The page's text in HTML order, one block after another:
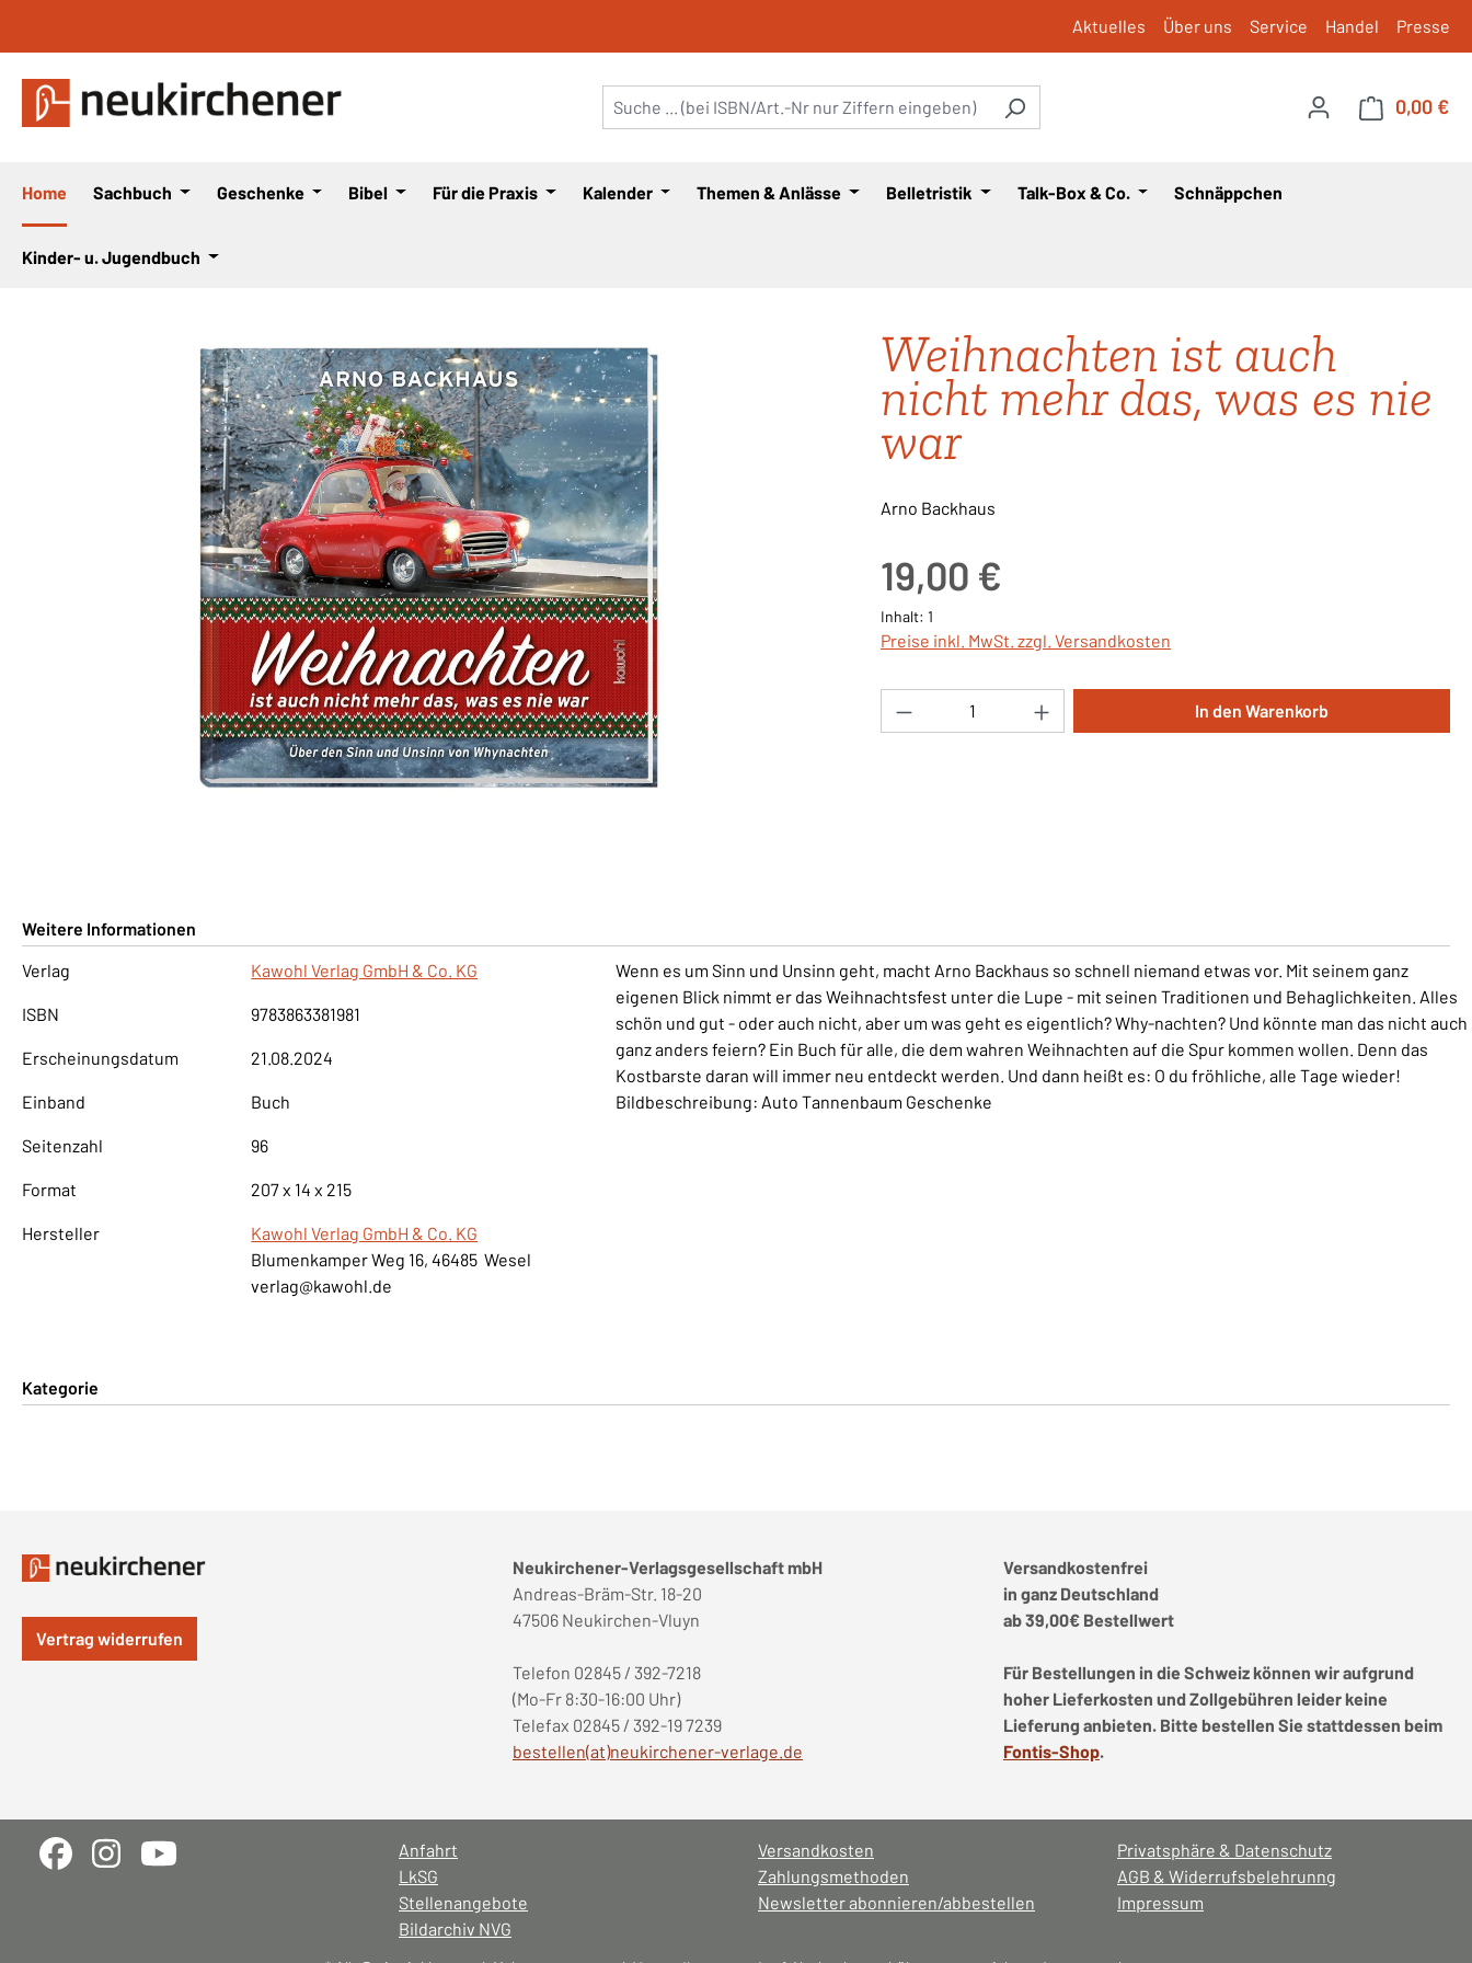
Aktuelles Über uns Service Handel Presse
0,00 €
Home Sachbuch Geschenke Bibel Für die Praxis Kalender Themen & Anlässe Belletristik Talk-Box & Co. Schnäppchen
Kinder- u. Jugendbuch
Weihnachten ist auch
nicht mehr das, was es nie
war
Arno Backhaus
19,00 €
Inhalt: 1
Preise inkl. MwSt. zzgl. Versandkosten
Produkt Anzahl: Gib den gewünschten Wert ein
In den Warenkorb
Weitere Informationen
Verlag
Kawohl Verlag GmbH & Co. KG
ISBN 9783863381981
Erscheinungsdatum 21.08.2024
Einband Buch
Seitenzahl 96
Format 207 x 14 x 215
Hersteller
Kawohl Verlag GmbH & Co. KG
Blumenkamper Weg 16, 46485 Wesel
verlag@kawohl.de
Wenn es um Sinn und Unsinn geht, macht Arno Backhaus so schnell niemand etwas vor. Mit seinem ganz
eigenen Blick nimmt er das Weihnachtsfest unter die Lupe - mit seinen Traditionen und Behaglichkeiten. Alles
schön und gut - oder auch nicht, aber um was geht es eigentlich? Why-nachten? Und könnte man das nicht auch
ganz anders feiern? Ein Buch für alle, die dem wahren Weihnachten auf die Spur kommen wollen. Denn das
Kostbarste daran will immer neu entdeckt werden. Und dann heißt es: O du fröhliche, alle Tage wieder!
Bildbeschreibung: Auto Tannenbaum Geschenke
Kategorie
Vertrag widerrufen
Neukirchener-Verlagsgesellschaft mbH
Andreas-Bräm-Str. 18-20
47506 Neukirchen-Vluyn
Telefon 02845 / 392-7218
(Mo-Fr 8:30-16:00 Uhr)
Telefax 02845 / 392-19 7239
bestellen(at)neukirchener-verlage.de
Versandkostenfrei
in ganz Deutschland
ab 39,00€ Bestellwert
Für Bestellungen in die Schweiz können wir aufgrund
hoher Lieferkosten und Zollgebühren leider keine
Lieferung anbieten. Bitte bestellen Sie stattdessen beim
Fontis-Shop.
Anfahrt
LkSG
Stellenangebote
Versandkosten
Zahlungsmethoden
Newsletter abonnieren/abbestellen
Privatsphäre & Datenschutz
AGB & Widerrufsbelehrunng
Impressum
Bildarchiv NVG